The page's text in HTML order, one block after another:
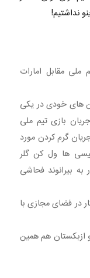
نداشتیم!
ملی مقابل امارات
های خودی در یکی
بازی تیم ملی
گرم کردن مورد
ها ول کن گلر
بیرانوند فحاشی
در فضای مجازی با
ازبکستان هم همین